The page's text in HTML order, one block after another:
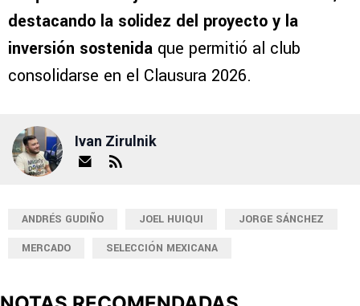
destacando la solidez del proyecto y la
inversión sostenida que permitió al club
consolidarse en el Clausura 2026.
Ivan Zirulnik
ANDRÉS GUDIÑO JOEL HUIQUI
JORGE SÁNCHEZ
MERCADO
SELECCIÓN MEXICANA